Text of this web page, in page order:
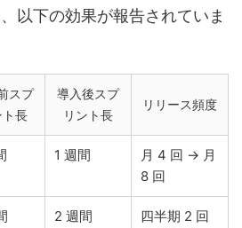
以下の効果が報告されていま
スプ
ト長
導入後スプ
リント長
リリース頻度
1 週間
月 4 回 → 月
8 回
2 週間
四半期 2 回